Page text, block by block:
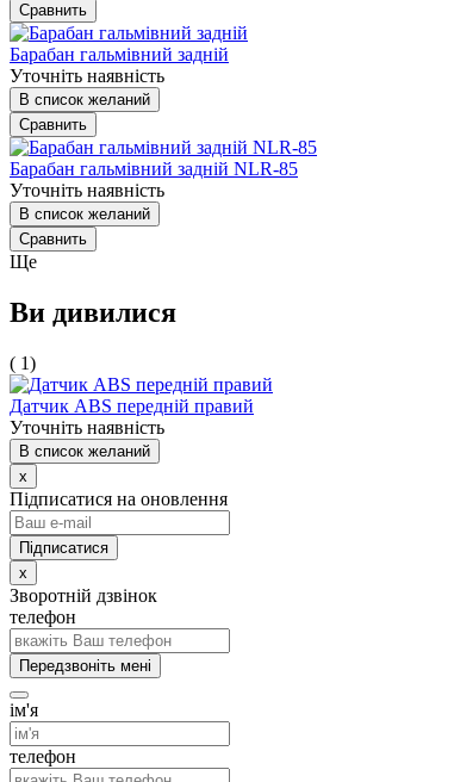
Сравнить
Барабан гальмівний задній
Уточніть наявність
В список желаний
Сравнить
Барабан гальмівний задній NLR-85
Уточніть наявність
В список желаний
Сравнить
Ще
Ви дивилися
( 1)
Датчик ABS передній правий
Уточніть наявність
В список желаний
x
Підписатися на оновлення
x
Зворотній дзвінок
телефон
Передзвоніть мені
ім'я
телефон